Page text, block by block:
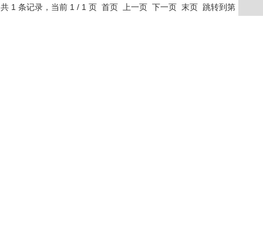
共 1 条记录，当前 1 / 1 页 首页 上一页 下一页 末页 跳转到第